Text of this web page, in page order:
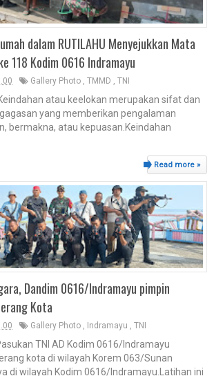
dalam RUTILAHU Menyejukkan Mata
118 Kodim 0616 Indramayu
Gallery Photo , TMMD , TNI
atau keelokan merupakan sifat dan
yang memberikan pengalaman
bermakna, atau kepuasan.Keindahan
Read more »
Dandim 0616/Indramayu pimpin
Kota
Gallery Photo Indramayu TNI
TNI AD Kodim 0616/Indramayu
kota di wilayah Korem 063/Sunan
di wilayah Kodim 0616/Indramayu.Latihan ini